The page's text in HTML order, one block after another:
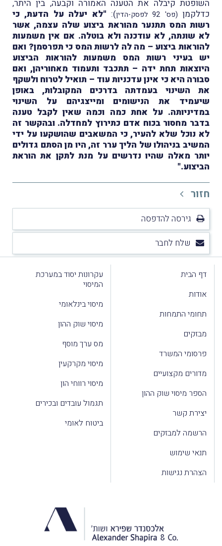
השופטת קיבלה את הטענה האמורה וקבעה, בין היתר,
כדלקמן (פס' 92 לפסק-הדין ): "לא יעלה על הדעת, כי
רשות המס תתנער מהוראת ביצוע שלה עצמה, אשר
לא שונתה, לא עודכנה ולא בוטלה. אם אין משמעות
להוראות ביצוע – מה לה לרשות המס כי תפרסמן? ואם
יש בעיני רשות המס משמעות להוראות הביצוע
היוצאות תחת ידה – תתכבד ותעמוד מאחוריהן, ואם
סבורה היא כי אינן עדכניות עוד – תואיל לטרוח ולשקף
את השינוי בעמדתה בדרכים המקובלות, באופן
שיעמיד את הנישומים ומייצגיהם על השינוי
במדיניותה. על אחת כמה וכמה שאין לקבל טענה
בדבר מחסור בכוח אדם כתירוץ למחדלה. ובהקשר זה
לא נוכל שלא להעיר, כי המשאבים שהושקעו על ידי
המשיב בניהולו של הליך ערר זה, היו מן הסתם גדולים
יותר מאלה שהיו נדרשים על מנת לתקן את הוראת
הביצוע."
חזור
גירסה להדפסה
שלח לחבר
דף הבית
אודות
תחומי התמחות
מבזקים
פרסומי המשרד
מדורים מקצועיים
הספר מיסוי שוק ההון
יצירת קשר
הרשמה למבזקים
תנאי שימוש
הצהרת נגישות
עקרונות יסוד במערכת
המיסוי
מיסוי בינלאומי
מיסוי שוק ההון
מס ערך מוסף
מיסוי מקרקעין
מיסוי רווחי הון
תגמול עובדים ובכירים
ביטוח לאומי